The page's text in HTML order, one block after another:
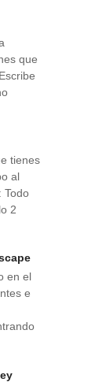
que
tienes
al
Todo
2
en el
e